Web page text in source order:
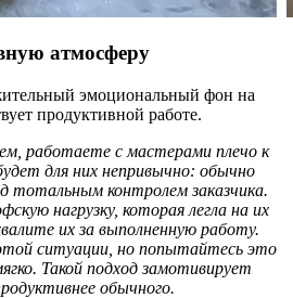
атмосферу
эмоциональный фон на
продуктивной работе.
работаете с мастерами плечо к
для них непривычно: обычно
тотальным контролем заказчика.
нагрузку, которая легла на их
их за выполненную работу.
ситуации, но попытайтесь это
Такой подход замотивирует
обычного.